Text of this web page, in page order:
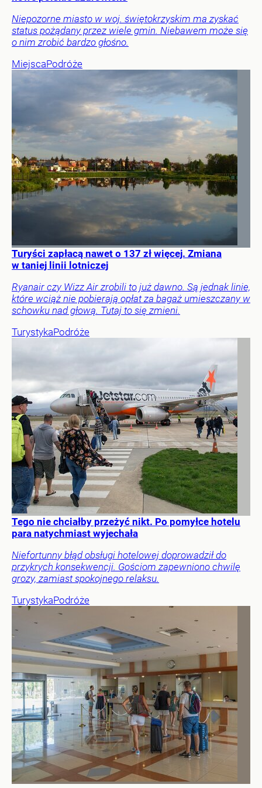
Niepozorne miasto w woj. świętokrzyskim ma zyskać
status pożądany przez wiele gmin. Niebawem może się
o nim zrobić bardzo głośno.
MiejscaPodróże
Turyści zapłacą nawet o 137 zł więcej. Zmiana
w taniej linii lotniczej
Ryanair czy Wizz Air zrobili to już dawno. Są jednak linie,
które wciąż nie pobierają opłat za bagaż umieszczany w
schowku nad głową. Tutaj to się zmieni.
TurystykaPodróże
Tego nie chciałby przeżyć nikt. Po pomyłce hotelu
para natychmiast wyjechała
Niefortunny błąd obsługi hotelowej doprowadził do
przykrych konsekwencji. Gościom zapewniono chwilę
grozy, zamiast spokojnego relaksu.
TurystykaPodróże